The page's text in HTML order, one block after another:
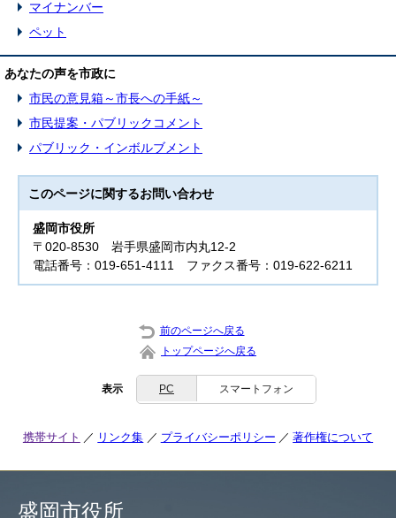
マイナンバー
ペット
あなたの声を市政に
市民の意見箱～市長への手紙～
市民提案・パブリックコメント
パブリック・インボルブメント
このページに関するお問い合わせ
盛岡市役所
〒020-8530 岩手県盛岡市内丸12-2
電話番号：019-651-4111 ファクス番号：019-622-6211
前のページへ戻る
トップページへ戻る
表示 PC スマートフォン
携帯サイト リンク集 プライバシーポリシー 著作権について
盛岡市役所